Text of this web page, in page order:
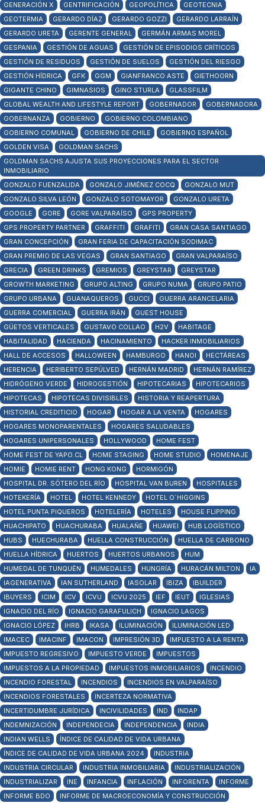
GENERACIÓN X
GENTRIFICACIÓN GEOPOLÍTICA
GEOTECNIA
GEOTERMIA
GERARDO DÍAZ GERARDO GOZZI
GERARDO LARRAÍN
GERARDO URETA
GERENTE GENERAL
GERMÁN ARMAS MOREL
GESPANIA
GESTIÓN DE AGUAS
GESTIÓN DE EPISODIOS CRÍTICOS
GESTIÓN DE RESIDUOS
GESTIÓN DE SUELOS
GESTIÓN DEL RIESGO
GESTIÓN HÍDRICA
GFK GGM GIANFRANCO ASTE
GIETHOORN
GIGANTE CHINO
GIMNASIOS GINO STURLA
GLASSFILM
GLOBAL WEALTH AND LIFESTYLE REPORT
GOBERNADOR
GOBERNADORA
GOBERNANZA
GOBIERNO
GOBIERNO COLOMBIANO
GOBIERNO COMUNAL
GOBIERNO DE CHILE
GOBIERNO ESPAÑOL
GOLDEN VISA
GOLDMAN SACHS
GOLDMAN SACHS AJUSTA SUS PROYECCIONES PARA EL SECTOR
INMOBILIARIO
GONZALO FUENZALIDA
GONZALO JIMÉNEZ COCQ
GONZALO MUT
GONZALO SILVA LEÓN
GONZALO SOTOMAYOR
GONZALO URETA
GOOGLE
GORE GORE VALPARAÍSO
GPS PROPERTY
GPS PROPERTY PARTNER
GRAFFITI GRAFITI
GRAN CASA SANTIAGO
GRAN CONCEPCIÓN
GRAN FERIA DE CAPACITACIÓN SODIMAC
GRAN PREMIO DE LAS VEGAS
GRAN SANTIAGO
GRAN VALPARAÍSO
GRECIA
GREEN DRINKS GREMIOS GREYSTAR
GREYSTAR
GROWTH MARKETING
GRUPO ALTING GRUPO NUMA
GRUPO PATIO
GRUPO URBANA
GUANAQUEROS GUCCI
GUERRA ARANCELARIA
GUERRA COMERCIAL
GUERRA IRÁN
GUEST HOUSE
GÜETOS VERTICALES
GUSTAVO COLLAO H2V
HABITAGE
HABITALIDAD
HACIENDA HACINAMIENTO
HACKER INMOBILIARIOS
HALL DE ACCESOS
HALLOWEEN HAMBURGO HANOI
HECTÁREAS
HERENCIA
HERIBERTO SEPÚLVED HERNÁN MADRID
HERNÁN RAMÍREZ
HIDRÓGENO VERDE
HIDROGESTIÓN HIPOTECARIAS
HIPOTECARIOS
HIPOTECAS
HIPOTECAS DIVISIBLES
HISTORIA Y REAPERTURA
HISTORIAL CREDITICIO
HOGAR HOGAR A LA VENTA
HOGARES
HOGARES MONOPARENTALES
HOGARES SALUDABLES
HOGARES UNIPERSONALES
HOLLYWOOD
HOME FEST
HOME FEST DE YAPO.CL
HOME STAGING HOME STUDIO
HOMENAJE
HOMIE
HOMIE RENT HONG KONG
HORMIGÓN
HOSPITAL DR. SÓTERO DEL RÍO
HOSPITAL VAN BUREN
HOSPITALES
HOTEKERÍA
HOTEL HOTEL KENNEDY
HOTEL O´HIGGINS
HOTEL PUNTA PIQUEROS
HOTELERÍA HOTELES
HOUSE FLIPPING
HUACHIPATO
HUACHURABA HUALAÑE HUAWEI
HUB LOGÍSTICO
HUBS
HUECHURABA HUELLA CONSTRUCCIÓN
HUELLA DE CARBONO
HUELLA HÍDRICA
HUERTOS HUERTOS URBANOS
HUM
HUMEDAL DE TUNQUÉN
HUMEDALES HUNGRÍA HURACÁN MILTON
IA
IAGENERATIVA
IAN SUTHERLAND IASOLAR IBIZA
IBUILDER
IBUYERS
ICIM ICV ICVU ICVU 2025 IEF IEUT
IGLESIAS
IGNACIO DEL RÍO
IGNACIO GARAFULICH
IGNACIO LAGOS
IGNACIO LÓPEZ
IHRB IKASA ILUMINACIÓN
ILUMINACIÓN LED
IMACEC
IMACINF IMACON IMPRESIÓN 3D
IMPUESTO A LA RENTA
IMPUESTO REGRESIVO
IMPUESTO VERDE
IMPUESTOS
IMPUESTOS A LA PROPIEDAD
IMPUESTOS INMOBILIARIOS
INCENDIO
INCENDIO FORESTAL
INCENDIOS
INCENDIOS EN VALPARAÍSO
INCENDIOS FORESTALES
INCERTEZA NORMATIVA
INCERTIDUMBRE JURÍDICA
INCIVILIDADES IND
INDAP
INDEMNIZACIÓN
INDEPENDECIA INDEPENDENCIA
INDIA
INDIAN WELLS
ÍNDICE DE CALIDAD DE VIDA URBANA
ÍNDICE DE CALIDAD DE VIDA URBANA 2024
INDUSTRIA
INDUSTRIA CIRCULAR
INDUSTRIA INMOBILIARIA
INDUSTRIALIZACIÓN
INDUSTRIALIZAR
INE INFANCIA INFLACIÓN INFORENTA
INFORME
INFORME BDO
INFORME DE MACROECONOMÍA Y CONSTRUCCIÓN